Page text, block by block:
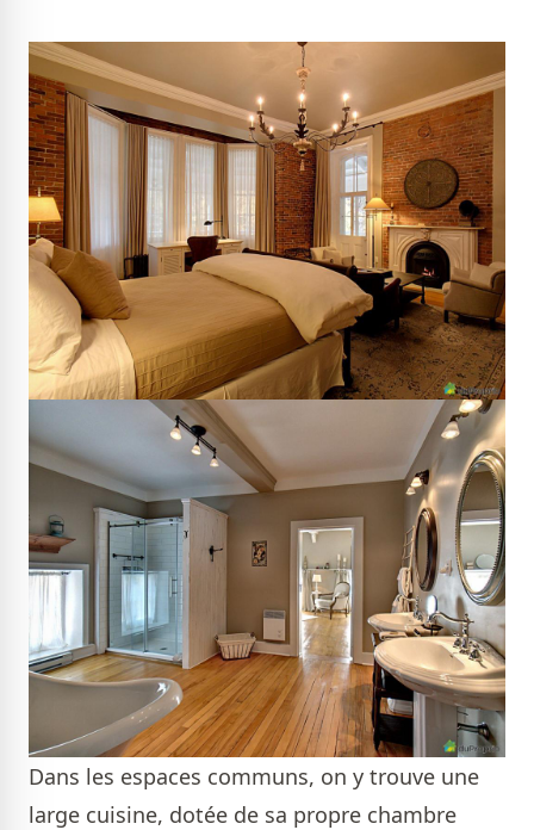
Dans les espaces communs, on y trouve une
large cuisine, dotée de sa propre chambre